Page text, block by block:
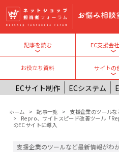
メインコンテンツに移動
記事を読む
Toggle submenu
EC支援会
お役立ち資料
サイトの
ECサイト制作 ECシステム
パンくず
ホーム 記事一覧
支援企業のツール
Repro、サイトスピード改善ツール「
のECサイトに導入
支援企業のツールなど最新情報がわ